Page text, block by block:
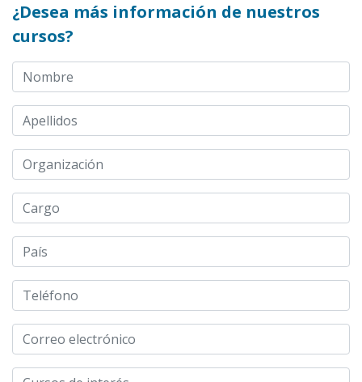
¿Desea más información de nuestros
cursos?